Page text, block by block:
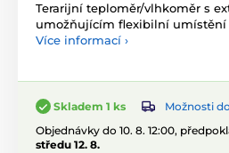
Terarijní teploměr/vlhkoměr s
umožňujícím flexibilní umístění
Více informací ›
Skladem 1 ks
Možnosti
Objednávky do 10. 8. 12:00,
středu 12. 8.